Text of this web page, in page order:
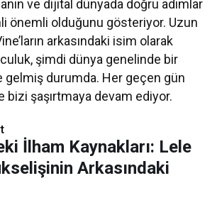
ve dijital dünyada doğru adımlar
önemli olduğunu gösteriyor. Uzun
arkasındaki isim olarak
şimdi dünya genelinde bir
gelmiş durumda. Her geçen gün
bizi şaşırtmaya devam ediyor.
İlham Kaynakları: Lele
Arkasındaki